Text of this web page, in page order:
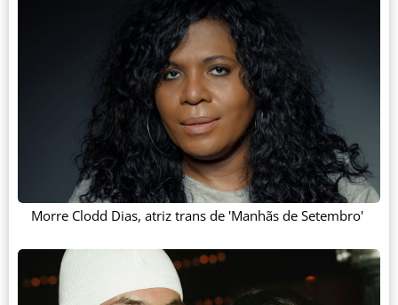
Morre Clodd Dias, atriz trans de 'Manhãs de Setembro'